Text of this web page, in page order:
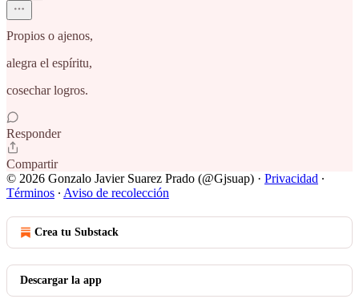
Propios o ajenos,
alegra el espíritu,
cosechar logros.
Responder
Compartir
© 2026 Gonzalo Javier Suarez Prado (@Gjsuap) · Privacidad ∙
Términos ∙ Aviso de recolección
Crea tu Substack
Descargar la app